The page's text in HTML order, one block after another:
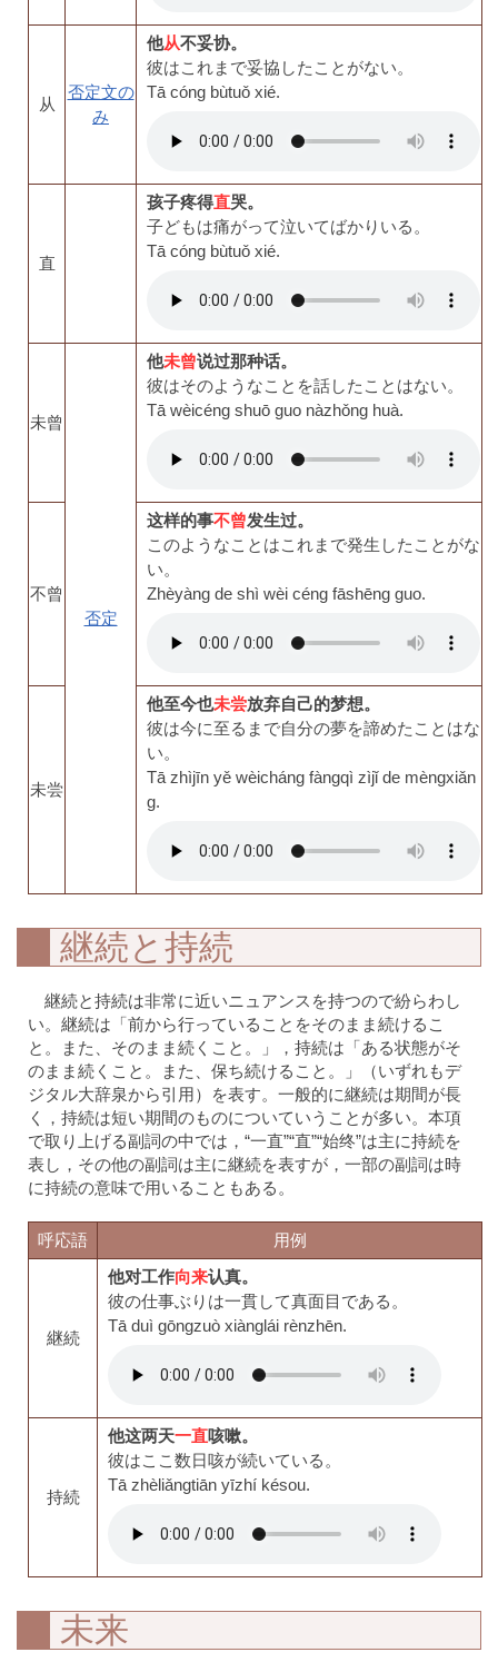
从
否定文の
み
他从不妥协。
彼はこれまで妥協したことがない。
Tā cóng bùtuǒ xié.
直
孩子疼得直哭。
子どもは痛がって泣いてばかりいる。
Tā cóng bùtuǒ xié.
未曾
否定
他未曾说过那种话。
彼はそのようなことを話したことはない。
Tā wèicéng shuō guo nàzhǒng huà.
不曾
这样的事不曾发生过。
このようなことはこれまで発生したことがな
い。
Zhèyàng de shì wèi céng fāshēng guo.
未尝
他至今也未尝放弃自己的梦想。
彼は今に至るまで自分の夢を諦めたことはな
い。
Tā zhìjīn yě wèicháng fàngqì zìjǐ de mèngxiǎn
g.
継続と持続
継続と持続は非常に近いニュアンスを持つので紛らわし
い。継続は「前から行っていることをそのまま続けるこ
と。また、そのまま続くこと。」，持続は「ある状態がそ
のまま続くこと。また、保ち続けること。」（いずれもデ
ジタル大辞泉から引用）を表す。一般的に継続は期間が長
く，持続は短い期間のものについていうことが多い。本項
で取り上げる副詞の中では，“一直”“直”“始终”は主に持続を
表し，その他の副詞は主に継続を表すが，一部の副詞は時
に持続の意味で用いることもある。
呼応語 用例
継続
他对工作向来认真。
彼の仕事ぶりは一貫して真面目である。
Tā duì gōngzuò xiànglái rènzhēn.
持続
他这两天一直咳嗽。
彼はここ数日咳が続いている。
Tā zhèliǎngtiān yīzhí késou.
未来